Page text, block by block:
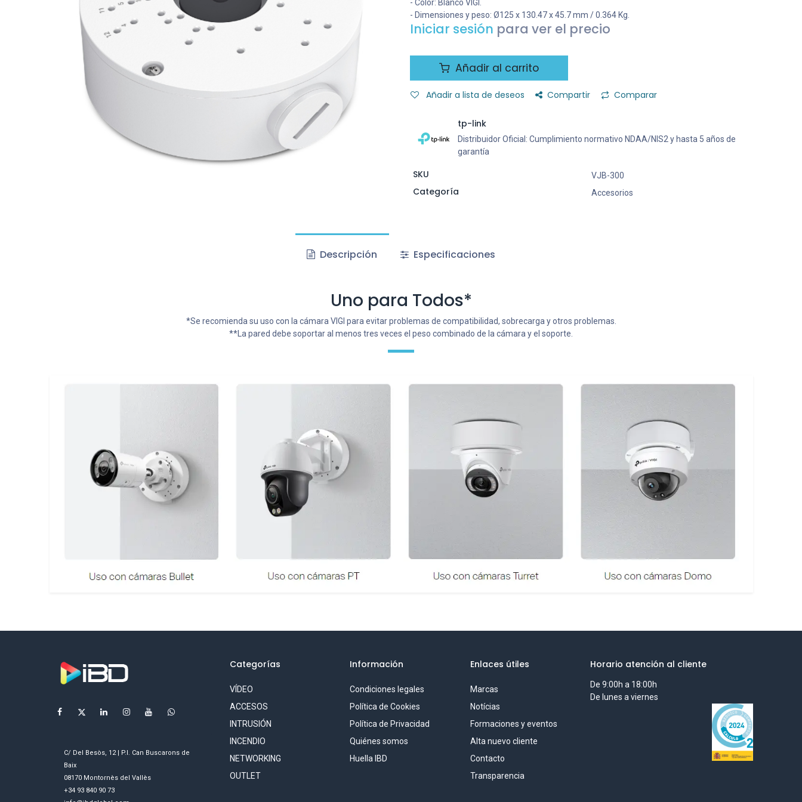
- Color: Blanco VIGI.
- Dimensiones y peso: Ø125 x 130.47 x 45.7 mm / 0.364 Kg.
Iniciar sesión para ver el precio
Añadir al carrito
Añadir a lista de deseos Compartir Comparar
tp-link
Distribuidor Oficial: Cumplimiento normativo NDAA/NIS2 y hasta 5 años de
garantía
SKU VJB-300
Categoría Accesorios
Descripción Especificaciones
Uno para Todos*
*Se recomienda su uso con la cámara VIGI para evitar problemas de compatibilidad, sobrecarga y otros problemas.
**La pared debe soportar al menos tres veces el peso combinado de la cámara y el soporte.
C/ Del Besòs, 12 | P.I. Can Buscarons de
Baix
08170 Montornès del Vallès
+34 93 840 90 73
Categorías
VÍDEO
ACCESOS
INTRUSIÓN
INCENDIO
NETWORKING
OUTLET
Información
Condiciones legales
Política de Cookies
Política de Privacidad
Quiénes somos
Huella IBD
Enlaces útiles
Marcas
Notícias
Formaciones y eventos
Alta nuevo cliente
Contacto
Transparencia
Horario atención al cliente
De 9:00h a 18:00h
De lunes a viernes